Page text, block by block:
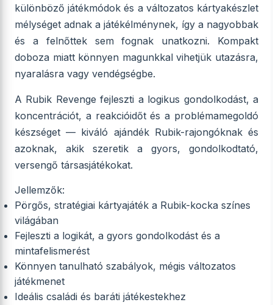
különböző játékmódok és a változatos kártyakészlet
mélységet adnak a játékélménynek, így a nagyobbak
és a felnőttek sem fognak unatkozni. Kompakt
doboza miatt könnyen magunkkal vihetjük utazásra,
nyaralásra vagy vendégségbe.
A Rubik Revenge fejleszti a logikus gondolkodást, a
koncentrációt, a reakcióidőt és a problémamegoldó
készséget — kiváló ajándék Rubik-rajongóknak és
azoknak, akik szeretik a gyors, gondolkodtató,
versengő társasjátékokat.
Jellemzők:
Pörgős, stratégiai kártyajáték a Rubik-kocka színes
világában
Fejleszti a logikát, a gyors gondolkodást és a
mintafelismerést
Könnyen tanulható szabályok, mégis változatos
játékmenet
Ideális családi és baráti játékestekhez